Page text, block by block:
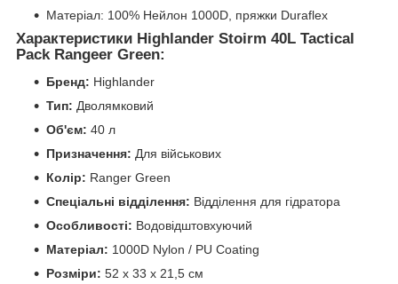
Матеріал: 100% Нейлон 1000D, пряжки Duraflex
Характеристики Highlander Stoirm 40L Tactical
Pack Rangeer Green:
Бренд: Highlander
Тип: Дволямковий
Об'єм: 40 л
Призначення: Для військових
Колір: Ranger Green
Спеціальні відділення: Відділення для гідратора
Особливості: Водовідштовхуючий
Матеріал: 1000D Nylon / PU Coating
Розміри: 52 x 33 x 21,5 см